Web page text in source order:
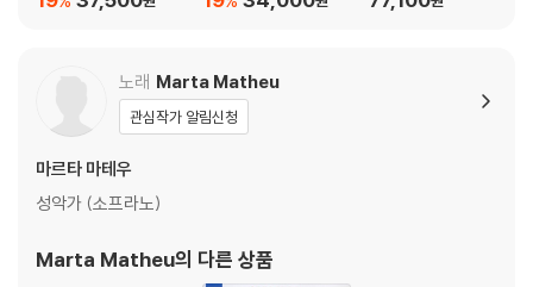
노래 Marta Matheu
관심작가 알림신청
마르타 마테우
성악가 (소프라노)
Marta Matheu의 다른 상품